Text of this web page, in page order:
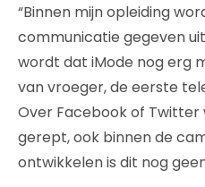
“Binnen mijn opleiding
communicatie gegeven
wordt dat iMode nog erg
van vroeger, de eerste
Over Facebook of
gerept, ook binnen de
ontwikkelen is dit nog